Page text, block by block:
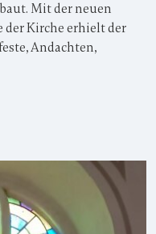
Mit der neuen
Kirche erhielt der
Andachten,